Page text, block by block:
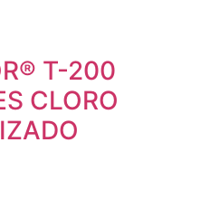
T-200
CLORO